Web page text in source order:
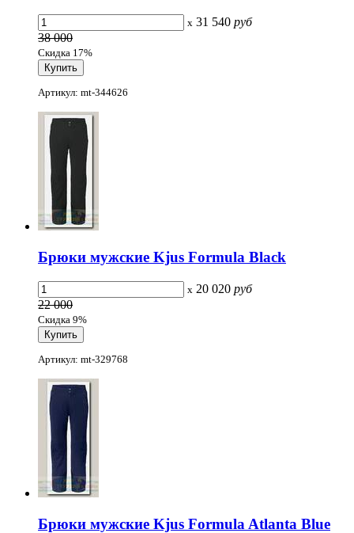
x 31 540 руб
38 000
Скидка 17%
Артикул: mt-344626
Брюки мужские Kjus Formula Black
x 20 020 руб
22 000
Скидка 9%
Артикул: mt-329768
Брюки мужские Kjus Formula Atlanta Blue